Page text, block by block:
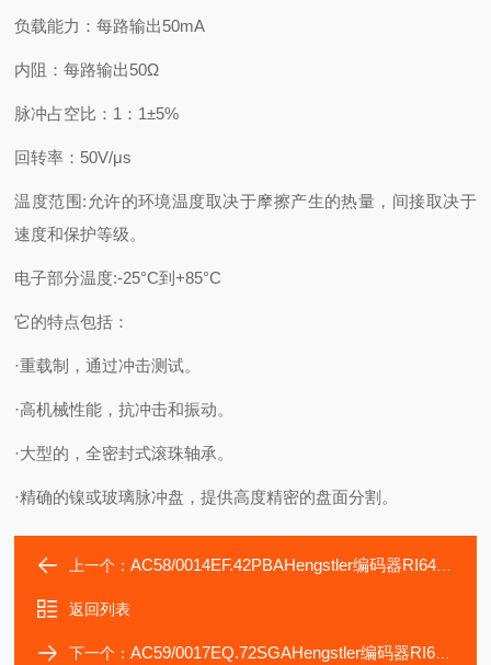
负载能力：每路输出50mA
内阻：每路输出50Ω
脉冲占空比：1：1±5%
回转率：50V/μs
温度范围:允许的环境温度取决于摩擦产生的热量，间接取决于
速度和保护等级。
电子部分温度:-25°C到+85°C
它的特点包括：
·重载制，通过冲击测试。
·高机械性能，抗冲击和振动。
·大型的，全密封式滚珠轴承。
·精确的镍或玻璃脉冲盘，提供高度精密的盘面分割。
上一个：AC58/0014EF.42PBAHengstler编码器RI64/4096-AW4FGTB-B5-O
返回列表
下一个：AC59/0017EQ.72SGAHengstler编码器RI64/5000-BV4HDIB-B5-O